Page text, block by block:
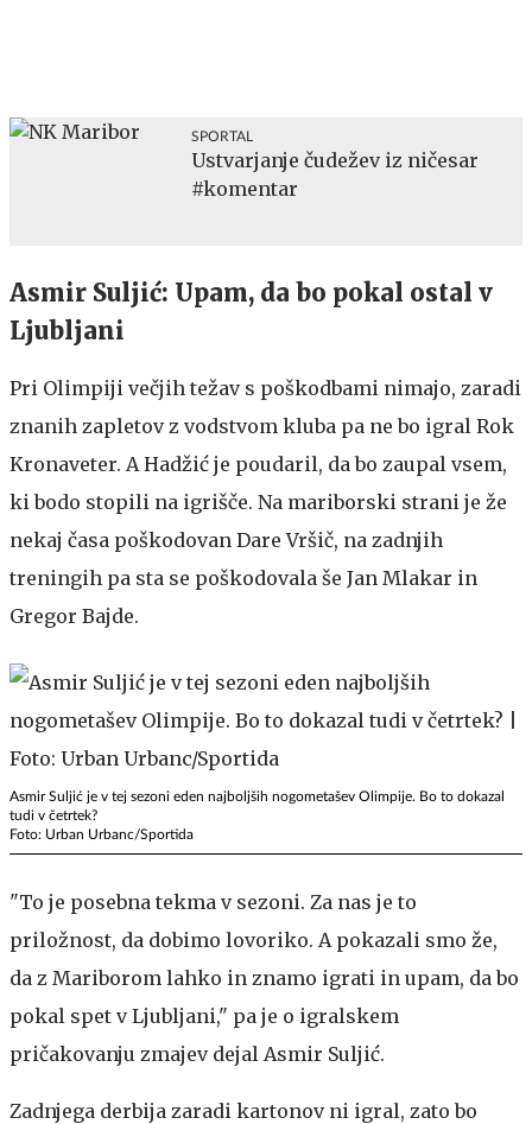
SPORTAL
Ustvarjanje čudežev iz ničesar
#komentar
Asmir Suljić: Upam, da bo pokal ostal v
Ljubljani
Pri Olimpiji večjih težav s poškodbami nimajo, zaradi
znanih zapletov z vodstvom kluba pa ne bo igral Rok
Kronaveter. A Hadžić je poudaril, da bo zaupal vsem,
ki bodo stopili na igrišče. Na mariborski strani je že
nekaj časa poškodovan Dare Vršič, na zadnjih
treningih pa sta se poškodovala še Jan Mlakar in
Gregor Bajde.
Asmir Suljić je v tej sezoni eden najboljših nogometašev Olimpije. Bo to dokazal
tudi v četrtek?
Foto: Urban Urbanc/Sportida
"To je posebna tekma v sezoni. Za nas je to
priložnost, da dobimo lovoriko. A pokazali smo že,
da z Mariborom lahko in znamo igrati in upam, da bo
pokal spet v Ljubljani," pa je o igralskem
pričakovanju zmajev dejal Asmir Suljić.
Zadnjega derbija zaradi kartonov ni igral, zato bo